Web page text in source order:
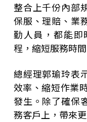
整合上千份內部
保服、理賠、業
勤人員，都能
程，縮短服務時間
總經理郭瑜玲表
效率、縮短作業
發生。除了確保
務客戶上，帶來